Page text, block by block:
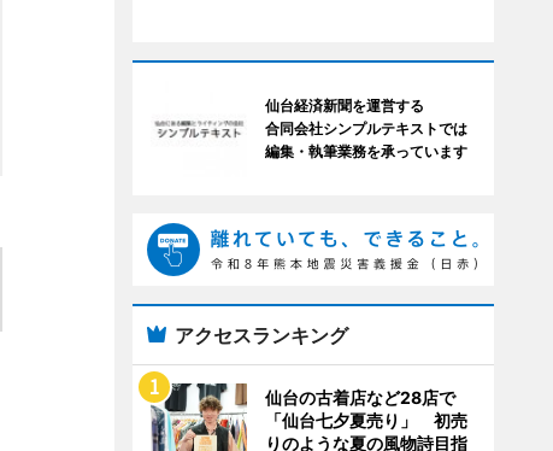
仙台経済新聞を運営する
合同会社シンプルテキストでは
編集・執筆業務を承っています
アクセスランキング
仙台の古着店など28店で
「仙台七夕夏売り」 初売
りのような夏の風物詩目指